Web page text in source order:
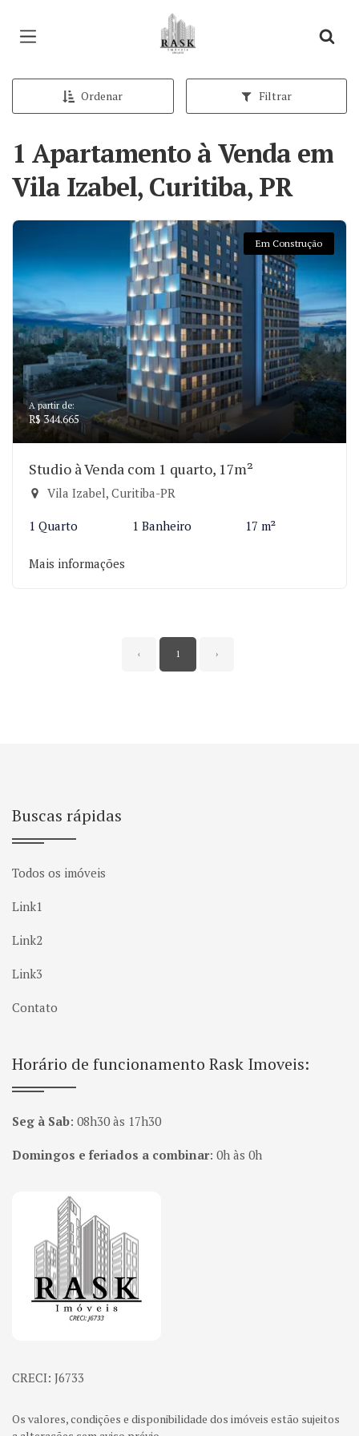
Página inicial
Ordenar Filtrar
1 Apartamento à Venda em
Vila Izabel, Curitiba, PR
Em Construção
A partir de:
R$ 344.665
Studio à Venda com 1 quarto, 17m²
Vila Izabel, Curitiba-PR
1 Quarto 1 Banheiro 17 m²
Mais informações
‹ 1 ›
Buscas rápidas
Todos os imóveis
Link1
Link2
Link3
Contato
Horário de funcionamento Rask Imoveis:
Seg à Sab: 08h30 às 17h30
Domingos e feriados a combinar: 0h às 0h
Página inicial
CRECI: J6733
Os valores, condições e disponibilidade dos imóveis estão sujeitos